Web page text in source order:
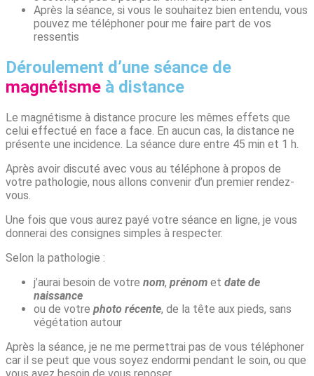
Après la séance, si vous le souhaitez bien entendu, vous
pouvez me téléphoner pour me faire part de vos
ressentis
Déroulement d’une séance de
magnétisme à distance
Le magnétisme à distance procure les mêmes effets que
celui effectué en face a face. En aucun cas, la distance ne
présente une incidence. La séance dure entre 45 min et 1 h.
Après avoir discuté avec vous au téléphone à propos de
votre pathologie, nous allons convenir d’un premier rendez-
vous.
Une fois que vous aurez payé votre séance en ligne, je vous
donnerai des consignes simples à respecter.
Selon la pathologie :
j’aurai besoin de votre nom, prénom et date de
naissance
ou de votre photo récente, de la tête aux pieds, sans
végétation autour
Après la séance, je ne me permettrai pas de vous téléphoner
car il se peut que vous soyez endormi pendant le soin, ou que